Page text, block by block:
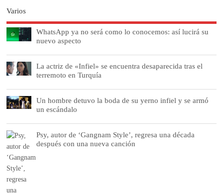
Varios
WhatsApp ya no será como lo conocemos: así lucirá su
nuevo aspecto
La actriz de «Infiel» se encuentra desaparecida tras el
terremoto en Turquía
Un hombre detuvo la boda de su yerno infiel y se armó
un escándalo
Psy, autor de ‘Gangnam Style’, regresa una década
después con una nueva canción